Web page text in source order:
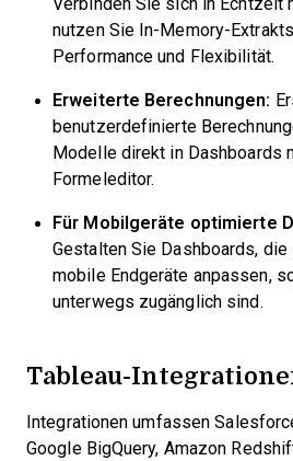
Verbinden Sie sich in Echtzeit
nutzen Sie In-Memory-
Performance und Flexibilität.
Erweiterte Berechnungen:
benutzerdefinierte
Modelle direkt in Dashboards
Formeleditor.
Für Mobilgeräte optimierte
Gestalten Sie Dashboards,
mobile Endgeräte anpassen,
unterwegs zugänglich sind.
Tableau-
Integrationen umfassen
Google BigQuery, Amazon